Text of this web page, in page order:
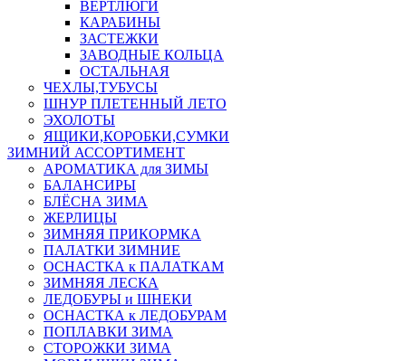
ВЕРТЛЮГИ
КАРАБИНЫ
ЗАСТЕЖКИ
ЗАВОДНЫЕ КОЛЬЦА
ОСТАЛЬНАЯ
ЧЕХЛЫ,ТУБУСЫ
ШНУР ПЛЕТЕННЫЙ ЛЕТО
ЭХОЛОТЫ
ЯЩИКИ,КОРОБКИ,СУМКИ
ЗИМНИЙ АССОРТИМЕНТ
АРОМАТИКА для ЗИМЫ
БАЛАНСИРЫ
БЛЁСНА ЗИМА
ЖЕРЛИЦЫ
ЗИМНЯЯ ПРИКОРМКА
ПАЛАТКИ ЗИМНИЕ
ОСНАСТКА к ПАЛАТКАМ
ЗИМНЯЯ ЛЕСКА
ЛЕДОБУРЫ и ШНЕКИ
ОСНАСТКА к ЛЕДОБУРАМ
ПОПЛАВКИ ЗИМА
СТОРОЖКИ ЗИМА